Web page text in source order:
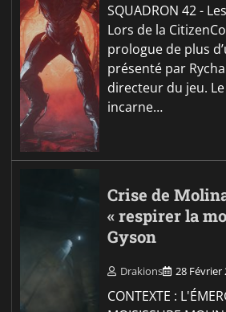
SQUADRON 42 -
Lors de la
prologue de plus
présenté par
directeur du jeu.
incarne…
Crise de
« respirer la
Gyson
Drakions 28 Février
CONTEXTE :